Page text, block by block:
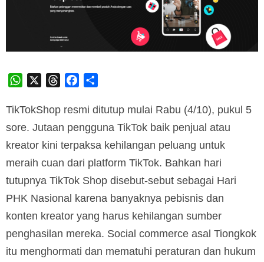
WhatsApp ThreadsFacebook
TikTokShop resmi ditutup mulai Rabu (4/10), pukul 5
sore. Jutaan pengguna TikTok baik penjual atau
kreator kini terpaksa kehilangan peluang untuk
meraih cuan dari platform TikTok. Bahkan hari
tutupnya TikTok Shop disebut-sebut sebagai Hari
PHK Nasional karena banyaknya pebisnis dan
konten kreator yang harus kehilangan sumber
penghasilan mereka. Social commerce asal Tiongkok
itu menghormati dan mematuhi peraturan dan hukum